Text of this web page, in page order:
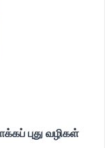
புது வழிகள்